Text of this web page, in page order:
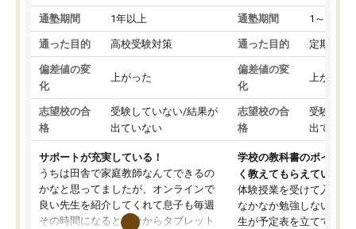
通塾期間 1年以上
通った目的 高校受験対策
偏差値の変
化
上がった
志望校の合
格
受験していない/結果が
出ていない
サポートが充実している！
うちは田舎で家庭教師なんてできるの
かなと思ってましたが、オンラインで
良い先生を紹介してくれて息子も毎週
その時間になると自分からタブレット
通塾期間 1～3ヵ月
通った目的 定期テス
偏差値の変
化
上がった
志望校の合
格
受験して
出ていな
学校の教科書のポイント
く教えてもらえている
体験授業を受けて入塾し
なかなか勉強しない息子
生が予定表を立ててくれ